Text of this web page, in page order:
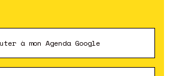
à mon Agenda Google